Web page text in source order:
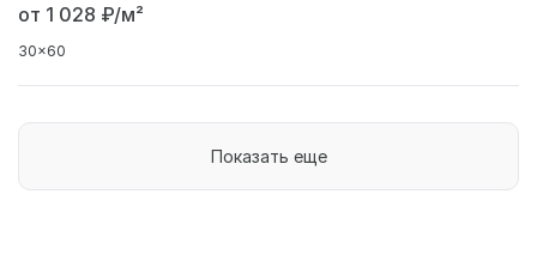
от 1 028 ₽/м²
30x60
Показать еще